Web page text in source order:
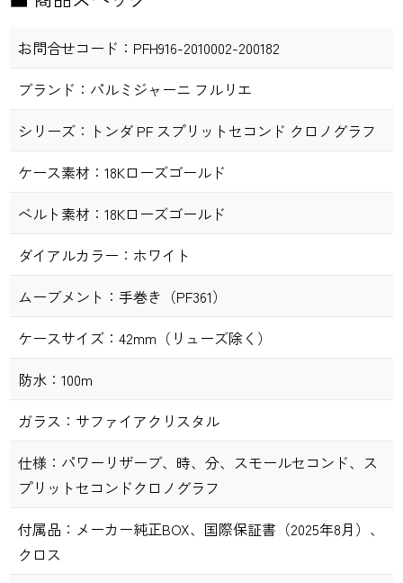
お問合せコード： PFH916-2010002-200182
ブランド： パルミジャーニ フルリエ
シリーズ： トンダ PF スプリットセコンド クロノグラフ
ケース素材： 18Kローズゴールド
ベルト素材： 18Kローズゴールド
ダイアルカラー： ホワイト
ムーブメント： 手巻き（PF361）
ケースサイズ： 42mm（リューズ除く）
防水： 100m
ガラス： サファイアクリスタル
仕様： パワーリザーブ、時、分、スモールセコンド、ス
プリットセコンドクロノグラフ
付属品： メーカー純正BOX、国際保証書（2025年8月）、
クロス